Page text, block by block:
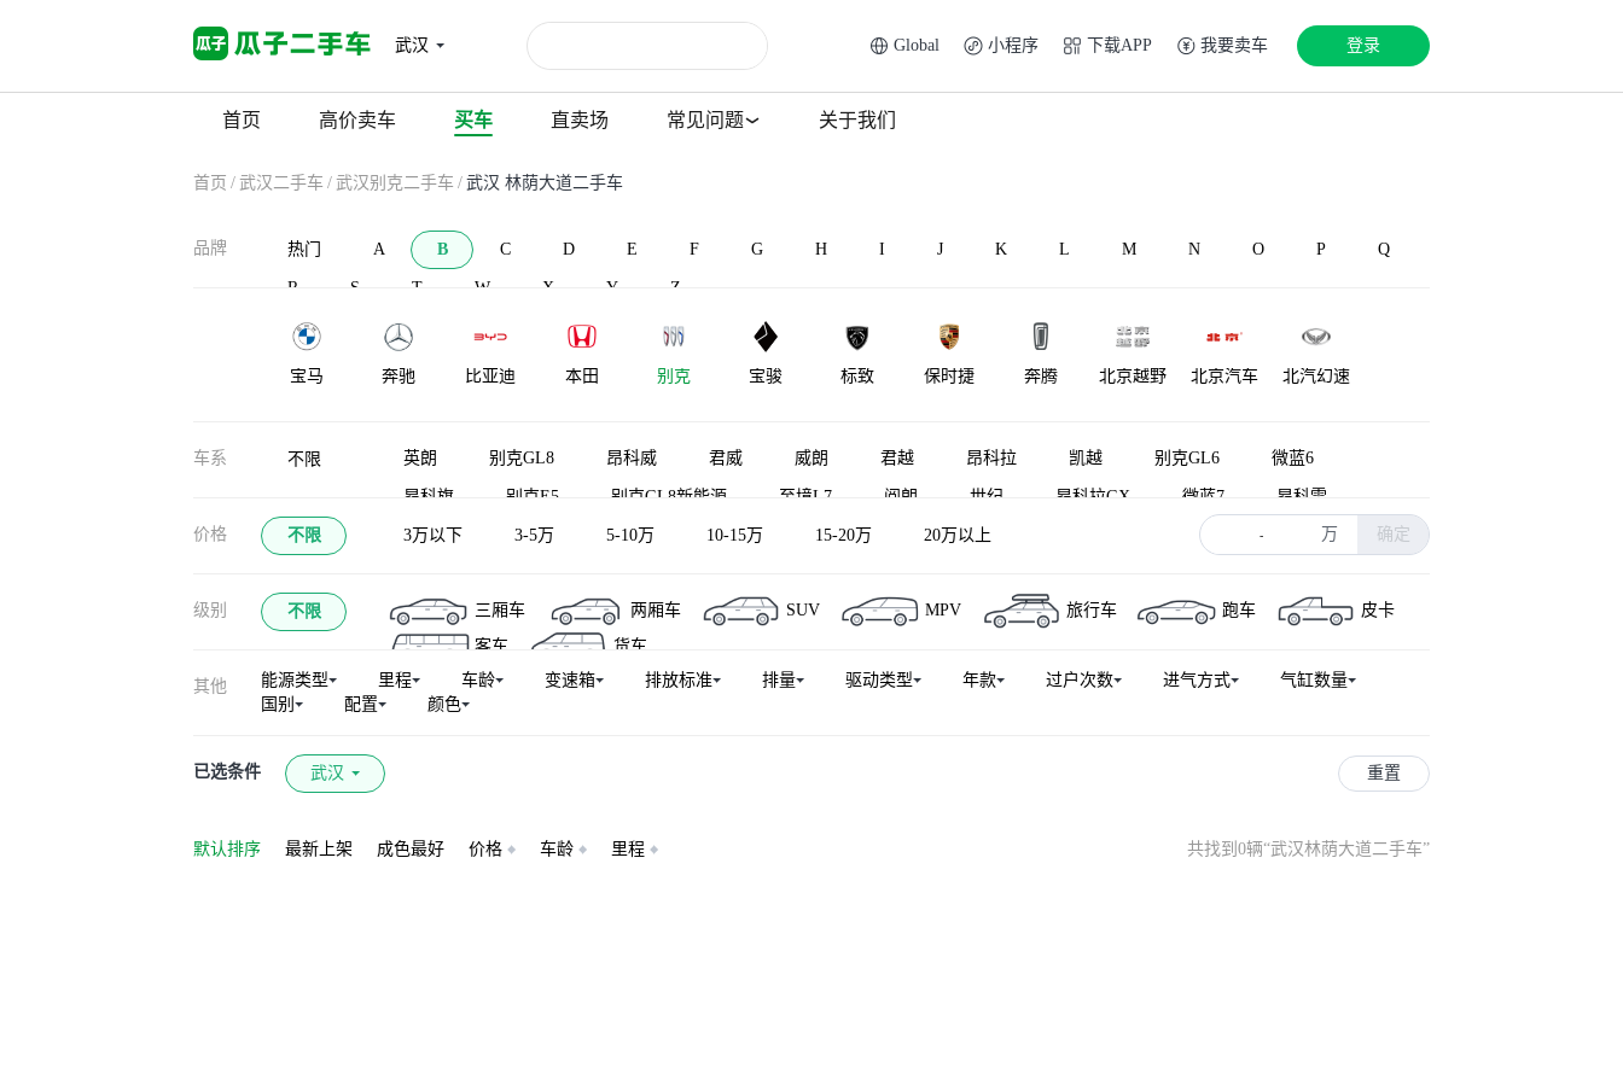
武汉 Global 小程序 下载APP 我要卖车 登录
首页 高价卖车 买车 直卖场 常见问题 关于我们
首页 / 武汉二手车 / 武汉别克二手车 / 武汉 林荫大道二手车
品牌 热门 A B C D E F G H I J K L M N O P Q
R S T W X Y Z
宝马 奔驰 比亚迪 本田 别克 宝骏 标致 保时捷 奔腾 北京越野 北京汽车 北汽幻速
宝沃 北汽新能源 北汽威旺
BAW北汽制
造
北汽昌河 比速汽车 北汽瑞翔 百智新能源 博速 北汽雷驰
布加迪
车系 不限 英朗 别克GL8 昂科威 君威 威朗 君越 昂科拉 凯越 别克GL6 微蓝6
昂科旗 别克E5 别克GL8新能源 至境L7 阅朗 世纪 昂科拉GX 微蓝7 昂科雷
昂扬 别克至境世家 别克E4 别克至境E7 林荫大道 VELITE 5
价格 不限 3万以下 3-5万 5-10万 10-15万 15-20万 20万以上 - 万 确定
级别 不限 三厢车 两厢车 SUV MPV 旅行车 跑车
皮卡
客车
货车
其他 能源类型 里程 车龄 变速箱 排放标准 排量 驱动类型 年款 过户次数 进气方式
气缸数量
国别
配置 颜色
已选条件 武汉 重置
默认排序 最新上架 成色最好 价格 车龄 里程 共找到0辆“武汉林荫大道二手车”